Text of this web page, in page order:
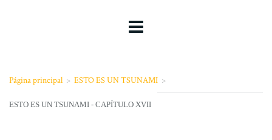
Página principal > ESTO ES UN TSUNAMI >
ESTO ES UN TSUNAMI - CAPÍTULO XVII